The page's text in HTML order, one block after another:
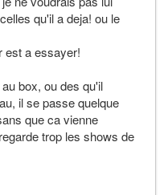
qu'il a deja! ou le
est a essayer!
box, ou des qu'il
il se passe quelque
que ca vienne
trop les shows de